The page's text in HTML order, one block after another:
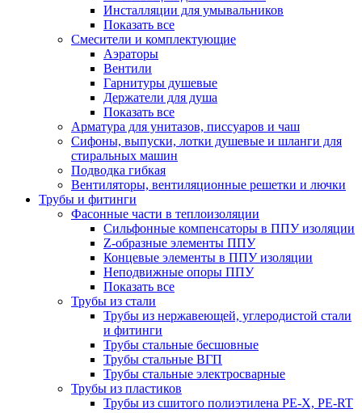
Инсталляции для умывальников
Показать все
Смесители и комплектующие
Аэраторы
Вентили
Гарнитуры душевые
Держатели для душа
Показать все
Арматура для унитазов, писсуаров и чаш
Сифоны, выпуски, лотки душевые и шланги для
стиральных машин
Подводка гибкая
Вентиляторы, вентиляционные решетки и лючки
Трубы и фитинги
Фасонные части в теплоизоляции
Cильфонные компенсаторы в ППУ изоляции
Z-образные элементы ППУ
Концевые элементы в ППУ изоляции
Неподвижные опоры ППУ
Показать все
Трубы из стали
Трубы из нержавеющей, углеродистой стали
и фитинги
Трубы стальные бесшовные
Трубы стальные ВГП
Трубы стальные электросварные
Трубы из пластиков
Трубы из сшитого полиэтилена PE-X, PE-RT